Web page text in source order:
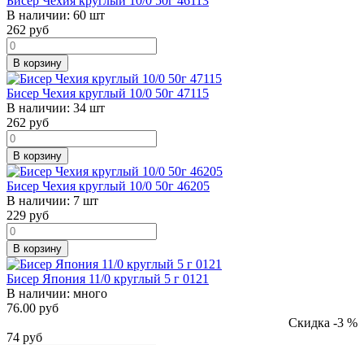
В наличии: 60 шт
262 руб
В корзину
Бисер Чехия круглый 10/0 50г 47115
В наличии: 34 шт
262 руб
В корзину
Бисер Чехия круглый 10/0 50г 46205
В наличии: 7 шт
229 руб
В корзину
Бисер Япония 11/0 круглый 5 г 0121
В наличии: много
76.00 руб
Скидка -3 %
74 руб